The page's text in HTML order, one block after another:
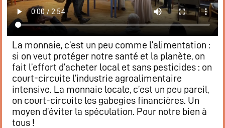
La monnaie, c’est un peu comme l’alimentation :
si on veut protéger notre santé et la planète, on
fait l’effort d’acheter local et sans pesticides : on
court-circuite l’industrie agroalimentaire
intensive. La monnaie locale, c’est un peu pareil,
on court-circuite les gabegies financières. Un
moyen d’éviter la spéculation. Pour notre bien à
tous !